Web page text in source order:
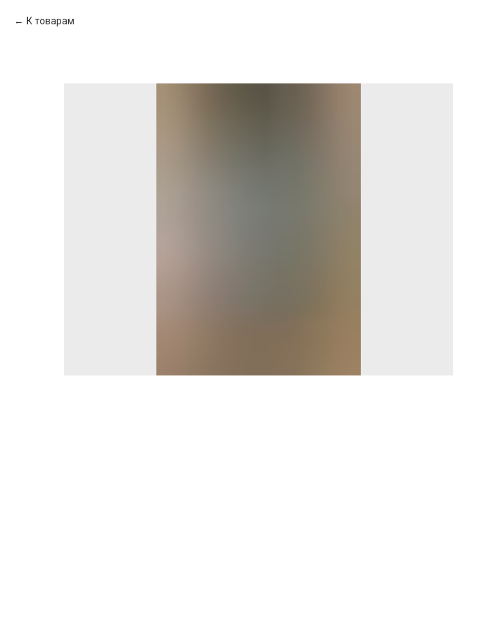
К товарам